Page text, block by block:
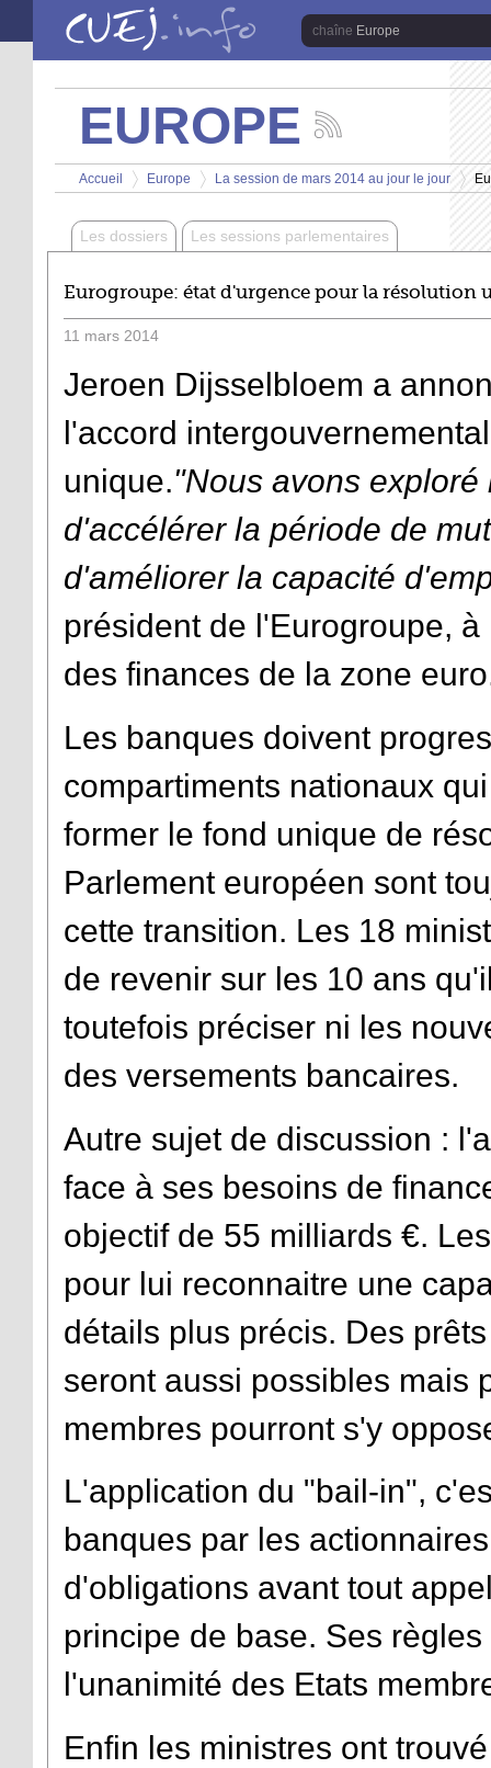
Aller au contenu principal
Europe
EUROPE
les
actualités
de
chaîne
Europe
Vous êtes ici
Accueil
>
Europe
>
La session de mars 2014 au jour le jour
>
Les dossiers Les sessions parlementaires
Eurogroupe: état d'urgence pour la résolution
11 mars 2014
Jeroen Dijsselbloem a
l'accord
unique."Nous avons
d'accélérer la période de
d'améliorer la capacité
président de l'Eurogroupe,
des finances de la zone euro
Les banques doivent
compartiments nationaux
former le fond unique de
Parlement européen sont
cette transition. Les 18
de revenir sur les 10 ans
toutefois préciser ni les
des versements bancaires.
Autre sujet de discussion :
face à ses besoins de
objectif de 55 milliards €.
pour lui reconnaitre une
détails plus précis. Des
seront aussi possibles mais
membres pourront s'y
L'application du "bail-in",
banques par les
d'obligations avant tout
principe de base. Ses
l'unanimité des Etats
Enfin les ministres ont